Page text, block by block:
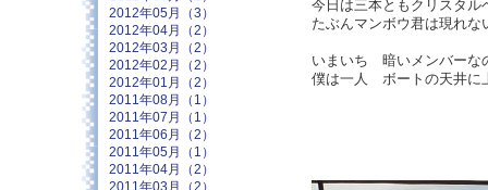
今日は三本ともクリスタ
たぶんマンボウ君は現れ
いまいち 暗いメンバーな
僕は一人 ボートの天井に
2012年05月（3）
2012年04月（2）
2012年03月（2）
2012年02月（2）
2012年01月（2）
2011年08月（1）
2011年07月（1）
2011年06月（2）
2011年05月（1）
2011年04月（2）
2011年03月（2）